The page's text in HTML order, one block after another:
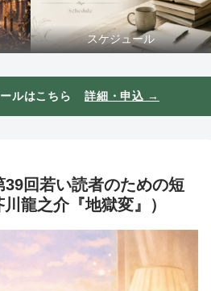
スケジュール
ルはこちら 詳細・申込 →
回若い読者のための短
龍之介『地獄変』）